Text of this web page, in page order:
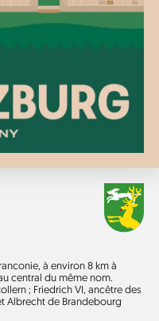
à environ 8 km à
central du même nom.
; Friedrich VI, ancêtre des
Albrecht de Brandebourg